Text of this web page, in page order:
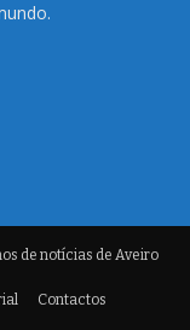
de notícias de Aveiro
Contactos